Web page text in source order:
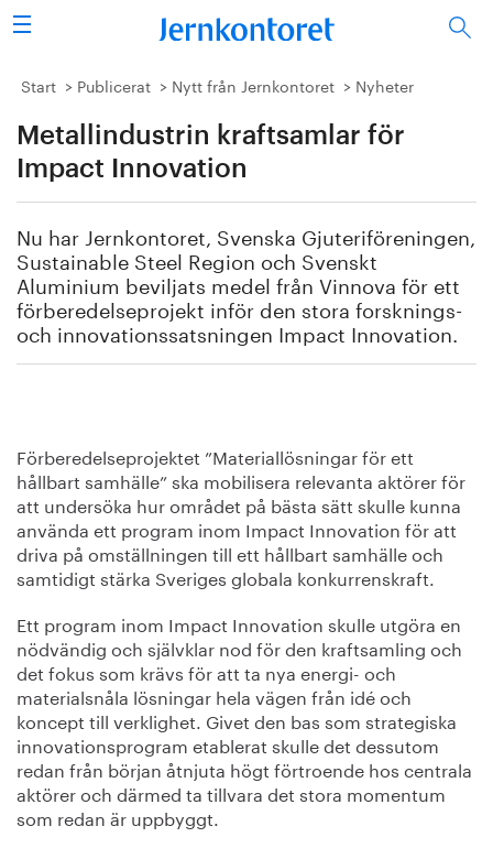
Sök
Stålindustrin
Vision 2050
Energi/miljö
Vi tycker
Publicerat
Om oss
Start Publicerat Nytt från Jernkontoret Nyheter
Metallindustrin kraftsamlar för
Impact Innovation
Nu har Jernkontoret, Svenska Gjuteriföreningen,
Sustainable Steel Region och Svenskt
Aluminium beviljats medel från Vinnova för ett
förberedelseprojekt inför den stora forsknings-
och innovationssatsningen Impact Innovation.
Förberedelseprojektet ”Materiallösningar för ett
hållbart samhälle” ska mobilisera relevanta aktörer för
att undersöka hur området på bästa sätt skulle kunna
använda ett program inom Impact Innovation för att
driva på omställningen till ett hållbart samhälle och
samtidigt stärka Sveriges globala konkurrenskraft.
Ett program inom Impact Innovation skulle utgöra en
nödvändig och självklar nod för den kraftsamling och
det fokus som krävs för att ta nya energi- och
materialsnåla lösningar hela vägen från idé och
koncept till verklighet. Givet den bas som strategiska
innovationsprogram etablerat skulle det dessutom
redan från början åtnjuta högt förtroende hos centrala
aktörer och därmed ta tillvara det stora momentum
som redan är uppbyggt.